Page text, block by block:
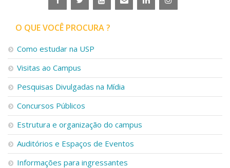
O QUE VOCÊ PROCURA ?
Como estudar na USP
Visitas ao Campus
Pesquisas Divulgadas na Mídia
Concursos Públicos
Estrutura e organização do campus
Auditórios e Espaços de Eventos
Informações para ingressantes